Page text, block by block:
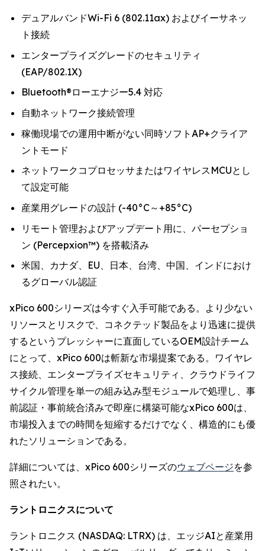
デュアルバンドWi-Fi 6 (802.11ax) およびイーサネッ
ト接続
エンタープライズグレードのセキュリティ
(EAP/802.1X)
Bluetooth®ローエナジー5.4 対応
自動ネットワーク接続管理
稼働現場での運用中断がない同時ソフトAP+クライア
ントモード
ネットワークコプロセッサまたはワイヤレスMCUとし
て設定可能
産業用グレードの設計 (-40°C～+85°C)
リモート管理およびアップデート用に、パーセプショ
ン (Percepxion™) を搭載済み
米国、カナダ、EU、日本、台湾、中国、インドにおけ
るグローバル認証
xPico 600シリーズは今すぐ入手可能である。より少ない
リソースとリスクで、コネクテッド製品をより迅速に提供
するというプレッシャーに直面しているOEM設計チーム
にとって、xPico 600は斬新な市場提案である。ワイヤレ
ス接続、エンタープライズセキュリティ、クラウドライフ
サイクル管理を単一の組み込み型モジュールで処理し、事
前認証・事前統合済みで即座に構築可能なxPico 600は、
市場投入までの時間を短縮するだけでなく、構造的にも優
れたソリューションである。
詳細については、xPico 600シリーズのウェブページを参
照されたい。
ラントロニクスについて
ラントロニクス (NASDAQ: LTRX) は、エッジAIと産業用